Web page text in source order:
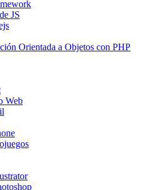
JS
Orientada a Objetos con PHP
Web